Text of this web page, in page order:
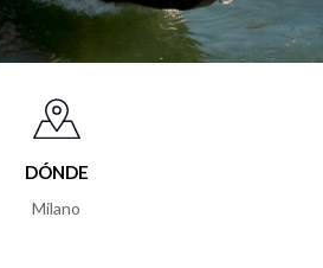
DÓNDE
Milano